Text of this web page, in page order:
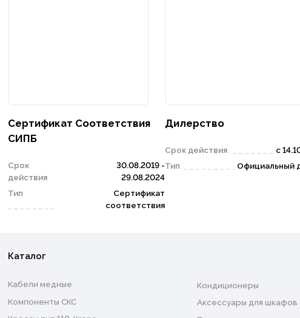
Сертификат Соответствия
СИПБ
Срок
действия
30.08.2019 -
29.08.2024
Тип
Сертификат
соответствия
Дилерство
Срок действия
с
Тип
Официальный
Каталог
Кабели медные
Компоненты СКС
Кондиционеры
Аксессуары для шкафов